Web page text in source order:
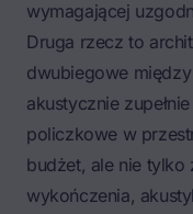
wymagającej
Druga rzecz to
dwubiegowe
akustycznie
policzkowe w
budżet, ale nie tylko
wykończenia,